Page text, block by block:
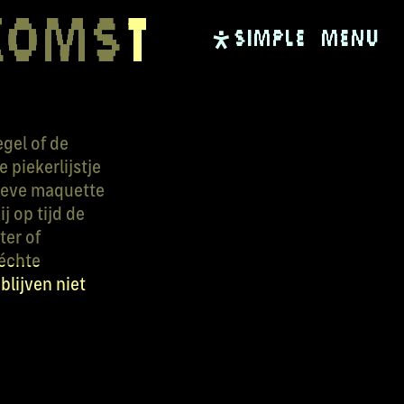
SIMPLE Menu
of de
piekerlijstje
maquette
op tijd de
of
niet